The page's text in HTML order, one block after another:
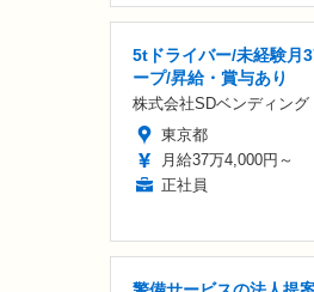
5tドライバー/未経験月
ープ/昇給・賞与あり
株式会社SDベンディング
東京都
月給37万4,000円～
正社員